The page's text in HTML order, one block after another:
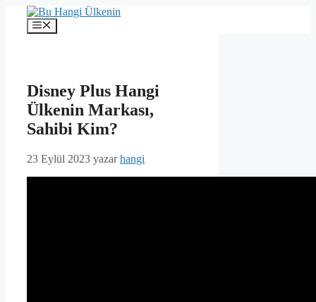
İçeriğe
Menü
Disney Plus Hangi
Ülkenin Markası,
Sahibi Kim?
23 Eylül 2023 yazarhangi